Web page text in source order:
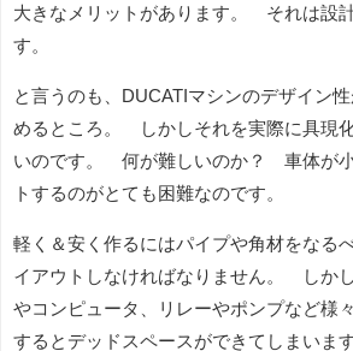
大きなメリットがあります。 それは設
す。
と言うのも、DUCATIマシンのデザイン
めるところ。 しかしそれを実際に具現化
いのです。 何が難しいのか？ 車体が
トするのがとても困難なのです。
軽く＆安く作るにはパイプや角材をなる
イアウトしなければなりません。 しか
やコンピュータ、リレーやポンプなど様
するとデッドスペースができてしまい